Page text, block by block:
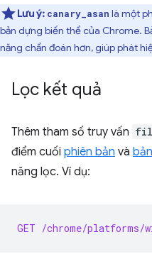
Lưu ý: canary_asan là một
bản dựng biến thể của Chrome.
năng chẩn đoán hơn, giúp phát
Lọc kết quả
Thêm tham số truy vấn
điểm cuối phiên bản và
năng lọc. Ví dụ:
GET /chrome/